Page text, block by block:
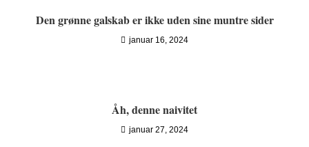
Den grønne galskab er ikke uden sine muntre sider
januar 16, 2024
Åh, denne naivitet
januar 27, 2024